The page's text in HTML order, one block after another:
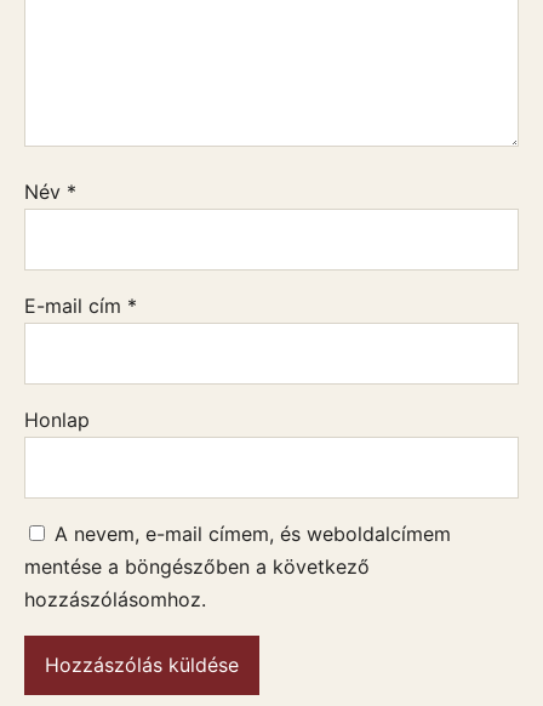
Név *
E-mail cím *
Honlap
A nevem, e-mail címem, és weboldalcímem
mentése a böngészőben a következő
hozzászólásomhoz.